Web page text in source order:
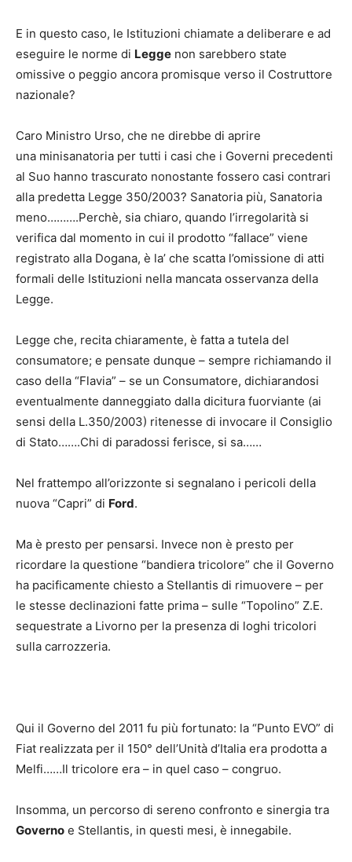
E in questo caso, le Istituzioni chiamate a deliberare e ad
eseguire le norme di Legge non sarebbero state
omissive o peggio ancora promisque verso il Costruttore
nazionale?
Caro Ministro Urso, che ne direbbe di aprire
una minisanatoria per tutti i casi che i Governi precedenti
al Suo hanno trascurato nonostante fossero casi contrari
alla predetta Legge 350/2003? Sanatoria più, Sanatoria
meno……….Perchè, sia chiaro, quando l’irregolarità si
verifica dal momento in cui il prodotto “fallace” viene
registrato alla Dogana, è la’ che scatta l’omissione di atti
formali delle Istituzioni nella mancata osservanza della
Legge.
Legge che, recita chiaramente, è fatta a tutela del
consumatore; e pensate dunque – sempre richiamando il
caso della “Flavia” – se un Consumatore, dichiarandosi
eventualmente danneggiato dalla dicitura fuorviante (ai
sensi della L.350/2003) ritenesse di invocare il Consiglio
di Stato…….Chi di paradossi ferisce, si sa……
Nel frattempo all’orizzonte si segnalano i pericoli della
nuova “Capri” di Ford.
Ma è presto per pensarsi. Invece non è presto per
ricordare la questione “bandiera tricolore” che il Governo
ha pacificamente chiesto a Stellantis di rimuovere – per
le stesse declinazioni fatte prima – sulle “Topolino” Z.E.
sequestrate a Livorno per la presenza di loghi tricolori
sulla carrozzeria.
Qui il Governo del 2011 fu più fortunato: la “Punto EVO” di
Fiat realizzata per il 150° dell’Unità d’Italia era prodotta a
Melfi……Il tricolore era – in quel caso – congruo.
Insomma, un percorso di sereno confronto e sinergia tra
Governo e Stellantis, in questi mesi, è innegabile.